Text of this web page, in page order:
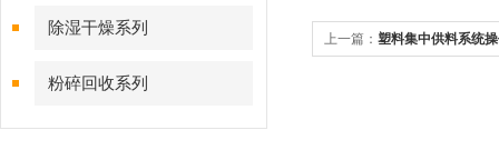
除湿干燥系列
粉碎回收系列
上一篇： 塑料集中供料系统